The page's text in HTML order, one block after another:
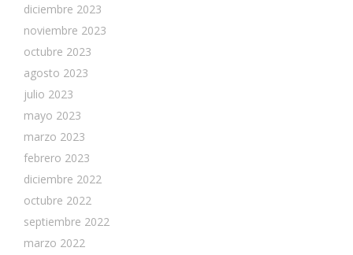
diciembre 2023
noviembre 2023
octubre 2023
agosto 2023
julio 2023
mayo 2023
marzo 2023
febrero 2023
diciembre 2022
octubre 2022
septiembre 2022
marzo 2022